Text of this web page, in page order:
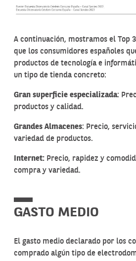
A continuación, mostramos el Top
que los consumidores españoles
productos de tecnología e
un tipo de tienda concreto:
Gran superficie especializada:
productos y calidad.
Grandes Almacenes: Precio,
variedad de productos.
Internet: Precio, rapidez y
compra y variedad.
GASTO MEDIO
El gasto medio declarado por los
comprado algún tipo de